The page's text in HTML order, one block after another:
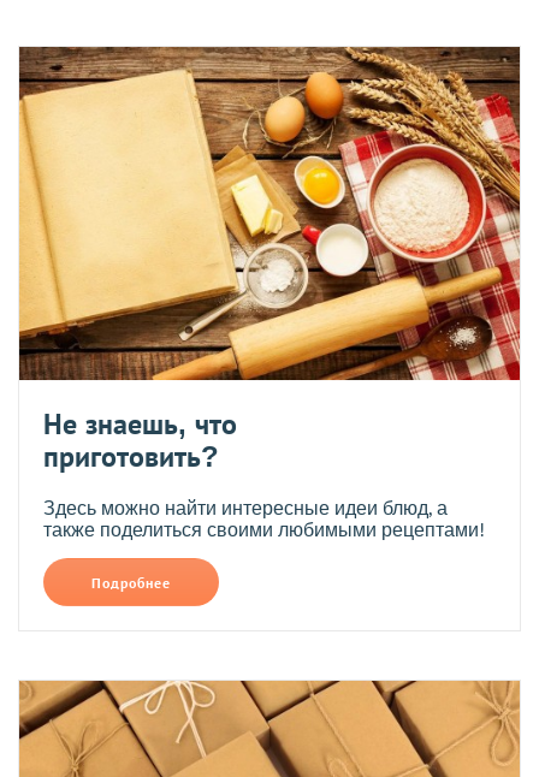
Не знаешь, что
приготовить?
Здесь можно найти интересные идеи блюд, а
также поделиться своими любимыми рецептами!
Подробнее